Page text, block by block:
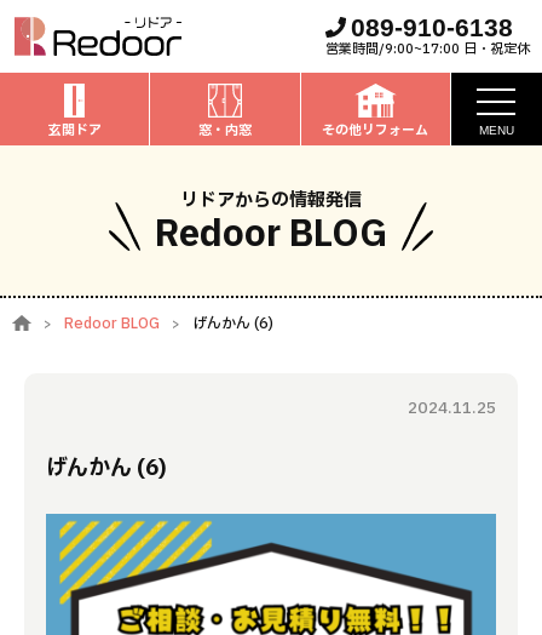
089-910-6138
営業時間/9:00~17:00 日・祝定休
玄関ドア 窓・内窓 その他リフォーム MENU
私たちについて
取扱商品
お家全般のリフォーム
お客様の声
ブログ
よくある質問
リドアからの情報発信
Redoor BLOG
Redoor BLOG げんかん (6)
2024.11.25
げんかん (6)